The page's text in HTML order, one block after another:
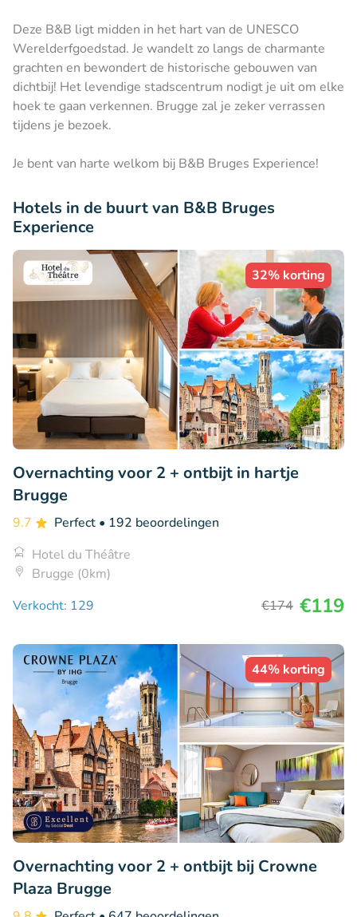
Deze B&B ligt midden in het hart van de UNESCO
Werelderfgoedstad. Je wandelt zo langs de charmante
grachten en bewondert de historische gebouwen van
dichtbij! Het levendige stadscentrum nodigt je uit om elke
hoek te gaan verkennen. Brugge zal je zeker verrassen
tijdens je bezoek.
Je bent van harte welkom bij B&B Bruges Experience!
Hotels in de buurt van B&B Bruges
Experience
32% korting
Overnachting voor 2 + ontbijt in hartje
Brugge
9.7 Perfect • 192 beoordelingen
Hotel du Théâtre
Brugge (0km)
Verkocht: 129
€174 €119
44% korting
Overnachting voor 2 + ontbijt bij Crowne
Plaza Brugge